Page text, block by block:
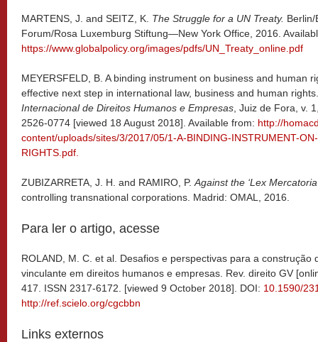
MARTENS, J. and SEITZ, K. The Struggle for a UN Treaty. Berlin/
Forum/Rosa Luxemburg Stiftung—New York Office, 2016.
https://www.globalpolicy.org/images/pdfs/UN_Treaty_online.pdf
MEYERSFELD, B. A binding instrument on business and human
effective next step in international law, business and human
Internacional de Direitos Humanos e Empresas , Juiz de Fora, v.
2526-0774 [viewed 18 August 2018]. Available from: http://
content/uploads/sites/3/2017/05/1-A-BINDING-INSTRUMENT-
RIGHTS.pdf.
ZUBIZARRETA, J. H. and RAMIRO, P. Against the ‘Lex
controlling transnational corporations. Madrid: OMAL, 2016.
Para ler o artigo, acesse
ROLAND, M. C. et al. Desafios e perspectivas para a construção
vinculante em direitos humanos e empresas. Rev. direito GV
417. ISSN 2317-6172. [viewed 9 October 2018]. DOI: 10.1590/
http://ref.scielo.org/cgcbbn
Links externos